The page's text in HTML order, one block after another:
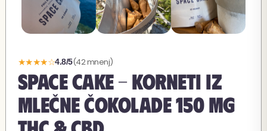
★★★★☆4.8/5(42 mnenj)
SPACE CAKE - KORNETI IZ
MLEČNE ČOKOLADE 150 MG